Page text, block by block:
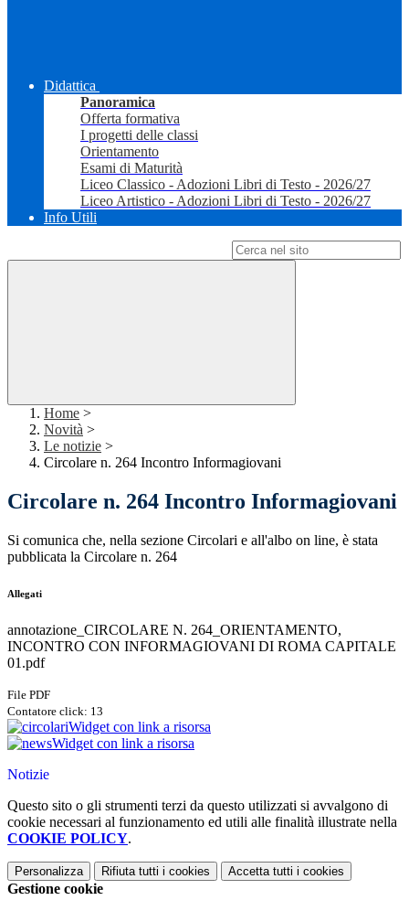
Didattica
Panoramica
Offerta formativa
I progetti delle classi
Orientamento
Esami di Maturità
Liceo Classico - Adozioni Libri di Testo - 2026/27
Liceo Artistico - Adozioni Libri di Testo - 2026/27
Info Utili
Home >
Novità >
Le notizie >
Circolare n. 264 Incontro Informagiovani
Circolare n. 264 Incontro Informagiovani
Si comunica che, nella sezione Circolari e all'albo on line, è stata
pubblicata la Circolare n. 264
Allegati
annotazione_CIRCOLARE N. 264_ORIENTAMENTO,
INCONTRO CON INFORMAGIOVANI DI ROMA CAPITALE
01.pdf
File PDF
Contatore click: 13
Widget con link a risorsa
Widget con link a risorsa
Notizie
Questo sito o gli strumenti terzi da questo utilizzati si avvalgono di
cookie necessari al funzionamento ed utili alle finalità illustrate nella
COOKIE POLICY.
Personalizza Rifiuta tutti i cookies Accetta tutti i cookies
Gestione cookie